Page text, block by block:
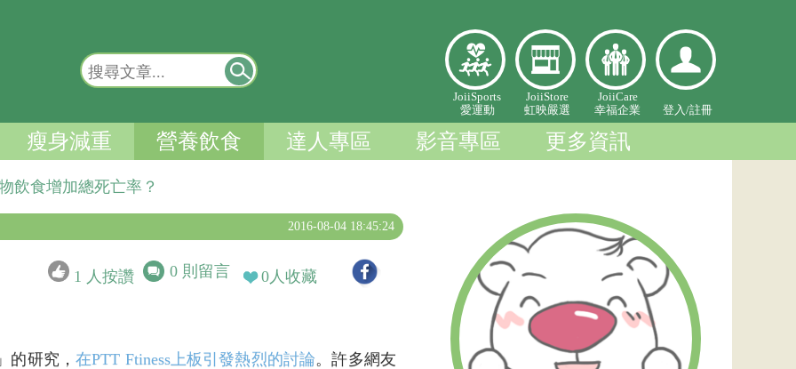
愛
運
動
虹映嚴
選
幸福企
業
人中心
JoiiSports
愛運動
JoiiStore
虹映嚴選
JoiiCare
幸福企業
登入/註冊
瘦身減重 營養飲食 達人專區 影音專區 更多資訊
飲食增加總死亡率？
2016-08-04 18:45:24
1 人按讚 0 則留言 0人收藏
的研究，在PTT Ftiness上板引發熱烈的討論。許多網友